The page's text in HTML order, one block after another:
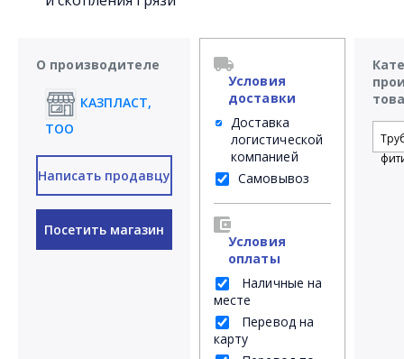
О производителе
КАЗПЛАСТ,
ТОО
Написать продавцу
Посетить магазин
Условия
доставки
Доставка
логистической
компанией
Самовывоз
Условия
оплаты
Наличные на
месте
Перевод на
карту